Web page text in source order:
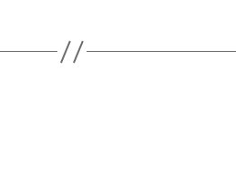
? »